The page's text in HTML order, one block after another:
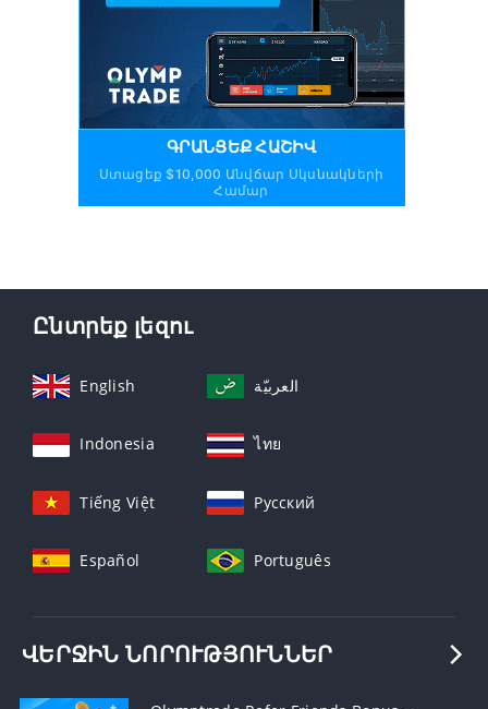
ԳՐԱՆՑԵՔ ՀԱՇԻՎ
Ստացեք $10,000 Անվճար Սկսնակների
Համար
Ընտրեք լեզու
English العربيّة
Indonesia ไทย
Tiếng Việt Русский
Español Português
ՎԵՐՋԻՆ ՆՈՐՈՒԹՅՈՒՆՆԵՐ